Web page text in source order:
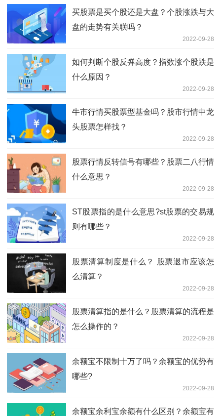
买股票是买个股还是大盘？个股涨跌与大
盘的走势有关联吗？
2022-09-28
如何判断个股反弹高度？指数涨个股跌是
什么原因？
2022-09-28
牛市行情买股票型基金吗？股市行情中龙
头股票怎样找？
2022-09-28
股票行情反转信号有哪些？股票二八行情
什么意思？
2022-09-28
ST股票指的是什么意思?st股票的交易规
则有哪些？
2022-09-28
股票清算制度是什么？ 股票退市应该怎
么清算？
2022-09-28
股票清算指的是什么？股票清算的流程是
怎么操作的？
2022-09-28
余额宝不限制十万了吗？余额宝的优势有
哪些?
2022-09-28
余额宝余利宝余额有什么区别？余额宝有